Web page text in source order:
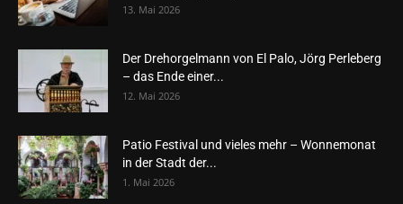
13. Mai 2026
Der Drehorgelmann von El Palo, Jörg Perleberg
– das Ende einer...
12. Mai 2026
Patio Festival und vieles mehr – Wonnemonat
in der Stadt der...
1. Mai 2026